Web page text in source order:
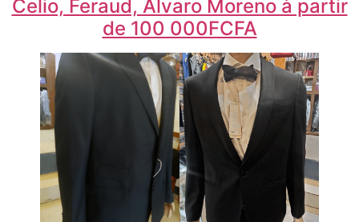
Celio, Feraud, Alvaro Moreno à partir
de 100 000FCFA